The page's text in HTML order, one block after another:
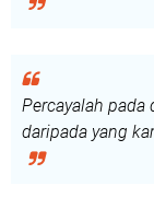
Percayalah
daripada yang